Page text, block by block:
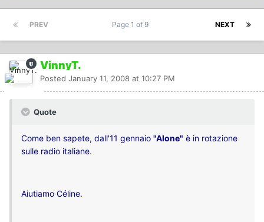
PREV NEXT
Page 1 of 9
VinnyT.
Posted January 11, 2008 at 10:27 PM
Quote
Come ben sapete, dall'11 gennaio "Alone" è in rotazione
sulle radio italiane.
Aiutiamo Céline.